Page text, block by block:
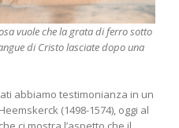
vuole che la grata di ferro sotto
di Cristo lasciate dopo una
abbiamo testimonianza in un
(1498-1574), oggi al